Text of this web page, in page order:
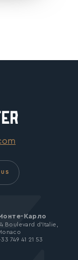
Карло
Boulevard d’Italie,
749 41 21 53